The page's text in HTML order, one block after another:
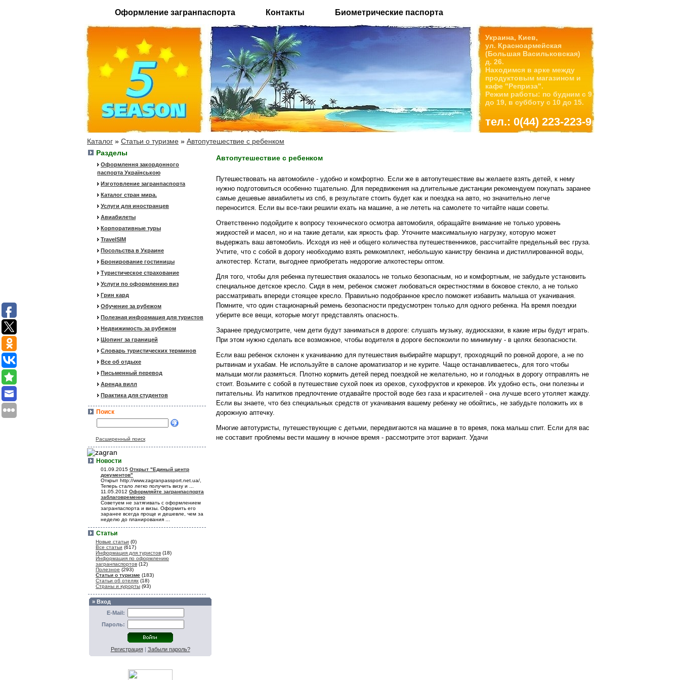
Оформление загранпаспорта Контакты Биометрические паспорта
Украина, Киев,
ул. Красноармейская
(Большая Васильковская)
д. 26.
Находимся в арке между
продуктовым магазином и
кафе "Реприза".
Режим работы: по будним с 9
до 19, в субботу с 10 до 15.
тел.: 0(44) 223-223-9
Каталог » Статьи о туризме » Автопутешествие с ребенком
Разделы
Оформлення закордонного
паспорта Українською
Изготовление загранпаспорта
Каталог стран мира.
Услуги для иностранцев
Авиабилеты
Корпоративные туры
TravelSIM
Посольства в Украине
Бронирование гостиницы
Туристическое страхование
Услуги по оформлению виз
Грин кард
Обучение за рубежом
Полезная информация для туристов
Недвижимость за рубежом
Шопинг за границей
Словарь туристических терминов
Все об отдыхе
Письменный перевод
Аренда вилл
Практика для студентов
Поиск
Расширенный поиск
Новости
01.09.2015 Открыт "Единый центр
документов"
Открыт http://www.zagranpassport.net.ua/,
Теперь стало легко получить визу и ...
11.05.2012 Оформляйте загранпаспорта
заблаговременно
Советуем не затягивать с оформлением
загранпаспорта и визы. Оформить его
заранее всегда проще и дешевле, чем за
неделю до планирования ...
Статьи
Новые статьи (0)
Все статьи (617)
Информация для туристов (18)
Информация по оформлению
загранпаспортов (12)
Полезное (293)
Статьи о туризме (183)
Статьи об отелях (18)
Страны и курорты (93)
» Вход
E-Mail:
Пароль:
Регистрация| Забыли пароль?
Автопутешествие с ребенком
Путешествовать на автомобиле - удобно и комфортно. Если же в автопутешествие вы желаете взять детей, к нему
нужно подготовиться особенно тщательно. Для передвижения на длительные дистанции рекомендуем покупать заранее
самые дешевые авиабилеты из спб, в результате стоить будет как и поездка на авто, но значительно легче
переносится. Если вы все-таки решили ехать на машине, а не лететь на самолете то читайте наши советы.
Ответственно подойдите к вопросу технического осмотра автомобиля, обращайте внимание не только уровень
жидкостей и масел, но и на такие детали, как яркость фар. Уточните максимальную нагрузку, которую может
выдержать ваш автомобиль. Исходя из неё и общего количества путешественников, рассчитайте предельный вес груза.
Учтите, что с собой в дорогу необходимо взять ремкомплект, небольшую канистру бензина и дистиллированной воды,
алкотестер. Кстати, выгоднее приобретать недорогие алкотестеры оптом.
Для того, чтобы для ребенка путешествия оказалось не только безопасным, но и комфортным, не забудьте установить
специальное детское кресло. Сидя в нем, ребенок сможет любоваться окрестностями в боковое стекло, а не только
рассматривать впереди стоящее кресло. Правильно подобранное кресло поможет избавить малыша от укачивания.
Помните, что один стационарный ремень безопасности предусмотрен только для одного ребенка. На время поездки
уберите все вещи, которые могут представлять опасность.
Заранее предусмотрите, чем дети будут заниматься в дороге: слушать музыку, аудиосказки, в какие игры будут играть.
При этом нужно сделать все возможное, чтобы водителя в дороге беспокоили по минимуму - в целях безопасности.
Если ваш ребенок склонен к укачиванию для путешествия выбирайте маршрут, проходящий по ровной дороге, а не по
рытвинам и ухабам. Не используйте в салоне ароматизатор и не курите. Чаще останавливаетесь, для того чтобы
малыши могли размяться. Плотно кормить детей перед поездкой не желательно, но и голодных в дорогу отправлять не
стоит. Возьмите с собой в путешествие сухой поек из орехов, сухофруктов и крекеров. Их удобно есть, они полезны и
питательны. Из напитков предпочтение отдавайте простой воде без газа и красителей - она лучше всего утоляет жажду.
Если вы знаете, что без специальных средств от укачивания вашему ребенку не обойтись, не забудьте положить их в
дорожную аптечку.
Многие автотуристы, путешествующие с детьми, передвигаются на машине в то время, пока малыш спит. Если для вас
не составит проблемы вести машину в ночное время - рассмотрите этот вариант. Удачи